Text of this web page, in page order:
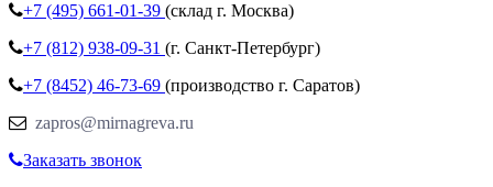
+7 (495) 661-01-39 (склад г. Москва)
+7 (812) 938-09-31 (г. Санкт-Петербург)
+7 (8452) 46-73-69 (производство г. Саратов)
zapros@mirnagreva.ru
Заказать звонок